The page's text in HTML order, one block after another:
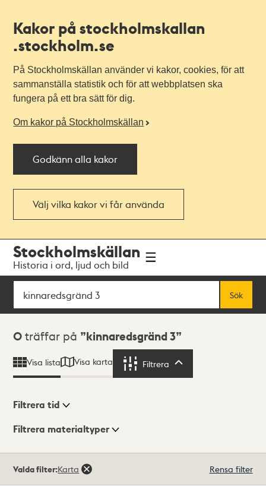
Kakor på stockholmskallan
.stockholm.se
På Stockholmskällan använder vi kakor, cookies, för att
sammanställa statistik och för att webbplatsen ska
fungera på ett bra sätt för dig.
Om kakor på Stockholmskällan
Godkänn alla kakor
Välj vilka kakor vi får använda
navigationen
huvudinnehållet
Stockholmskällan
Historia i ord, ljud och bild
Sök
Sök
Sökresultat
0 träffar på kinnaredsgränd 3
Visa lista Visa karta Filtrera
Visningsläge
Filtrera tid
Filtrera materialtyper
träffar
Valda filter:Karta Rensa filter